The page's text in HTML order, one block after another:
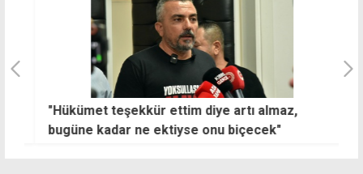
"Hükümet teşekkür ettim diye artı almaz,
bugüne kadar ne ektiyse onu biçecek"